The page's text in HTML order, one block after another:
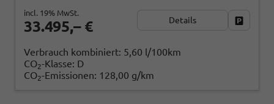
33.495,– €
incl. 19% MwSt.
Details
Verbrauch kombiniert: 5,60 l/100km
CO2-Klasse: D
CO2-Emissionen: 128,00 g/km